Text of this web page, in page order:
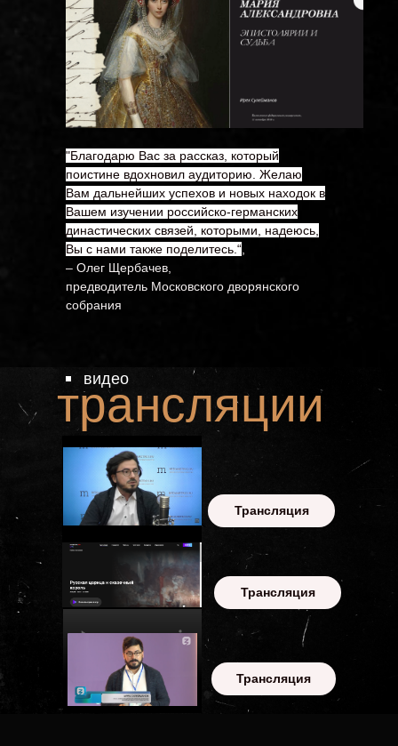
"Благодарю Вас за рассказ, который
поистине вдохновил аудиторию. Желаю
Вам дальнейших успехов и новых находок в
Вашем изучении российско-германских
династических связей, которыми, надеюсь,
Вы с нами также поделитесь.“
– Олег Щербачев,
предводитель Московского дворянского
собрания
трансляции
видео
Трансляция
Трансляция
Трансляция